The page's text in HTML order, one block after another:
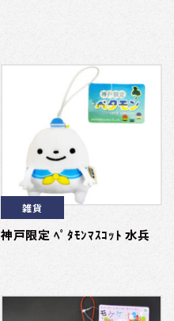
雑貨
神戸限定 ﾍﾟﾀﾓﾝﾏｽｺｯﾄ 水兵